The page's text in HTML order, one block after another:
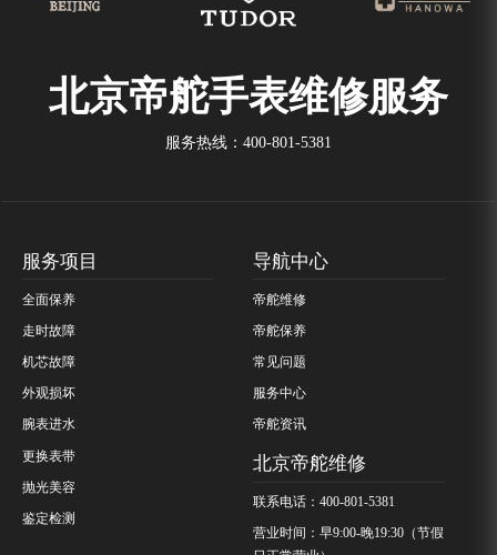
北京帝舵手表维修服务
服务热线： 400-801-5381
服务项目
全面保养
走时故障
机芯故障
外观损坏
腕表进水
更换表带
抛光美容
鉴定检测
导航中心
帝舵维修
帝舵保养
常见问题
服务中心
帝舵资讯
北京帝舵维修
联系电话：400-801-5381
营业时间：早9:00-晚19:30（节假